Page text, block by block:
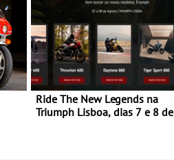
Ride The New Legends na
Triumph Lisboa, dias 7 e 8 de